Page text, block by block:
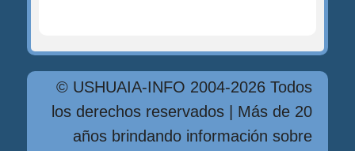
© USHUAIA-INFO 2004-2026 Todos
los derechos reservados | Más de 20
años brindando información sobre